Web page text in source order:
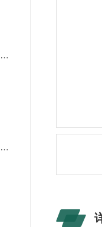
石油产品运动粘度自动测定仪
绝缘油介质损耗及电阻率测试仪